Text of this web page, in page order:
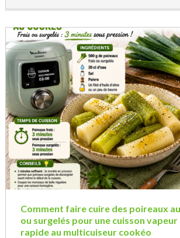
Comment faire cuire des poireaux
ou surgelés pour une cuisson
rapide au multicuiseur cookéo